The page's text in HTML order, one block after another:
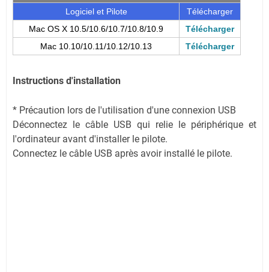
Logiciel et Pilote
Télécharger
Mac OS X 10.5/10.6/10.7/10.8/10.9
Télécharger
Mac 10.10/10.11/10.12/10.13
Télécharger
Instructions d'installation
* Précaution lors de l'utilisation d'une connexion USB
Déconnectez le câble USB qui relie le périphérique et
l'ordinateur avant d'installer le pilote.
Connectez le câble USB après avoir installé le pilote.